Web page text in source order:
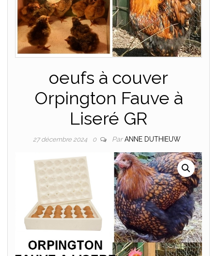
oeufs à couver
Orpington Fauve à
Liseré GR
27 décembre 2024 0 ParANNE DUTHIEUW